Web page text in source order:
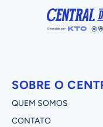
SOBRE O
QUEM SOMOS
CONTATO